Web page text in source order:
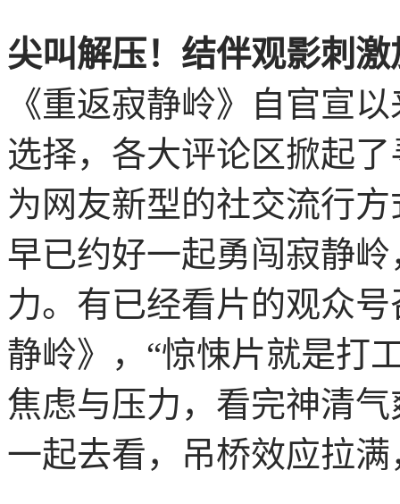
尖叫解压！结伴观影刺
《重返寂静岭》自官宣
选择，各大评论区掀起
为网友新型的社交流行
早已约好一起勇闯寂静
力。有已经看片的观众
静岭》，“惊悚片就是打
焦虑与压力，看完神清气
一起去看，吊桥效应拉